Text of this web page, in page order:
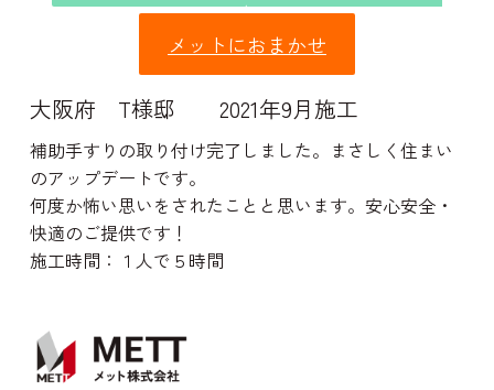
メットにおまかせ
大阪府 T様邸 2021年9月施工
補助手すりの取り付け完了しました。まさしく住まい
のアップデートです。
何度か怖い思いをされたことと思います。安心安全・
快適のご提供です！
施工時間：１人で５時間